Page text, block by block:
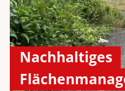
Nachhaltiges